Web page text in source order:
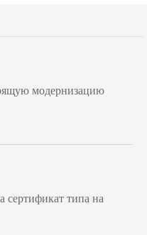
модернизацию
сертификат типа на